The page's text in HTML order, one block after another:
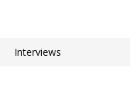
Interviews